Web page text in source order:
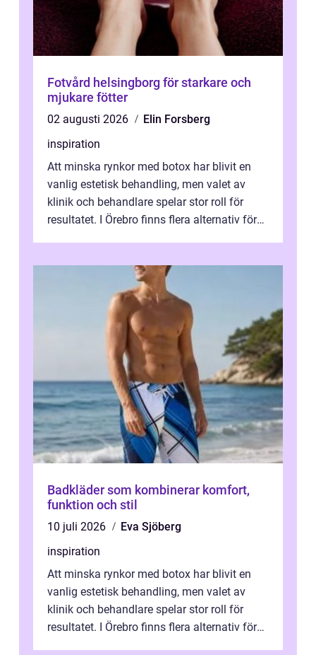
Fotvård helsingborg för starkare och
mjukare fötter
02 augusti 2026
Elin Forsberg
inspiration
Att minska rynkor med botox har blivit en
vanlig estetisk behandling, men valet av
klinik och behandlare spelar stor roll för
resultatet. I Örebro finns flera alternativ för
Badkläder som kombinerar komfort,
funktion och stil
10 juli 2026
Eva Sjöberg
inspiration
Att minska rynkor med botox har blivit en
vanlig estetisk behandling, men valet av
klinik och behandlare spelar stor roll för
resultatet. I Örebro finns flera alternativ för